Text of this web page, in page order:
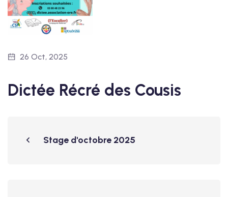
26 Oct, 2025
Dictée Récré des Cousis
Stage d'octobre 2025